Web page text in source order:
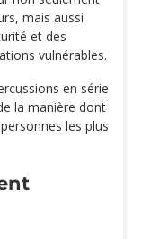
mais aussi
et des
vulnérables.
en série
la manière dont
les plus